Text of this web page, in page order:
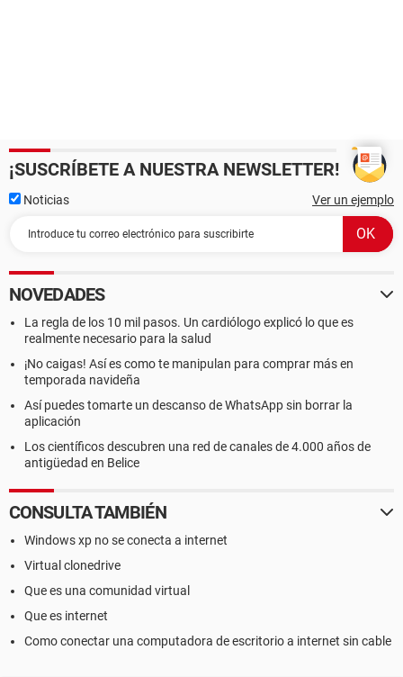
¡SUSCRÍBETE A NUESTRA NEWSLETTER!
Noticias Ver un ejemplo
NOVEDADES
La regla de los 10 mil pasos. Un cardiólogo explicó lo que es
realmente necesario para la salud
¡No caigas! Así es como te manipulan para comprar más en
temporada navideña
Así puedes tomarte un descanso de WhatsApp sin borrar la
aplicación
Los científicos descubren una red de canales de 4.000 años de
antigüedad en Belice
CONSULTA TAMBIÉN
Windows xp no se conecta a internet
Virtual clonedrive
Que es una comunidad virtual
Que es internet
Como conectar una computadora de escritorio a internet sin cable